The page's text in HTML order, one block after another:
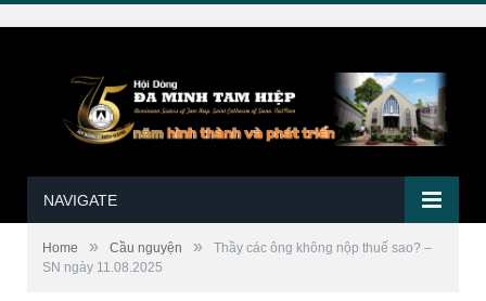
NAVIGATE
Home » Cầu nguyện »
Thầy các ông không nộp thuế sao? –
SN ngày 11.08.2025